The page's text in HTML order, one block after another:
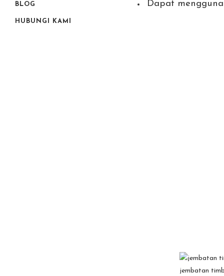
BLOG
HUBUNGI KAMI
Dapat